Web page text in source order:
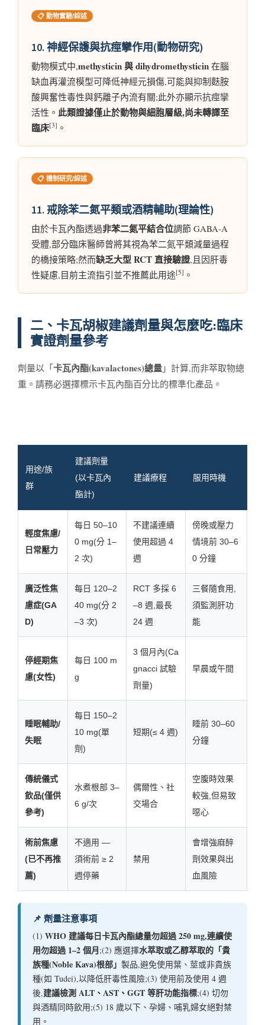
📋 動物實驗/綜述
10. 神經保護與抗痙攣作用(動物研究)
動物模式中,methysticin 與 dihydromethysticin 在腦
缺血再灌流模型可降低神經元損傷,可能與抑制麩胺
酸興奮性毒性與鈣離子內流有關;此外亦顯示抗痙攣
活性。 此類證據僅止於動物與細胞層級,尚未轉譯至
臨床[3] 。
📋 機制研究/綜述
11. 戒除苯二氮平類或酒精輔助(理論性)
由於卡瓦內酯透過非苯二氮平結合位調節 GABA-A
受體,部分臨床醫師曾將其視為苯二氮平類減量過程
的橋接策略;然而缺乏大型 RCT 直接驗證,且因肝毒
性疑慮,目前主流指引並不推薦此用途[5] 。
二、卡瓦胡椒建議劑量與怎麼吃:臨床
實證劑量參考
劑量以「卡瓦內酯(kavalactones)總量 」計算,而非萃取物總
重。請務必選擇標示卡瓦內酯百分比的標準化產品。
用途/族
群
建議劑量
(以卡瓦內
酯計)
建議療程 服用時機
輕度焦慮/
日常壓力
每日 50–10
0 mg(分 1–
2 次)
不建議連續
使用超過 4
週
傍晚或壓力
情境前 30–6
0 分鐘
廣泛性焦
慮症(GA
D)
每日 120–2
40 mg(分 2
–3 次)
RCT 多採 6
–8 週,最長
24 週
三餐隨食用,
須監測肝功
能
停經期焦
慮(女性)
每日 100 m
g
3 個月內(Ca
gnacci 試驗
劑量)
早晨或午間
睡眠輔助/
失眠
每日 150–2
10 mg(單
劑)
短期(≤ 4 週)
睡前 30–60
分鐘
傳統儀式
飲品(僅供
參考)
水煮根部 3–
6 g/次
偶爾性、社
交場合
空腹時效果
較強,但易致
噁心
術前焦慮
(已不再推
薦)
不適用 —
須術前 ≥ 2
週停藥
禁用
會增強麻醉
劑效果與出
血風險
📌 劑量注意事項
(1) WHO 建議每日卡瓦內酯總量勿超過 250 mg,連續使
用勿超過 1–2 個月;(2) 應選擇水萃取或乙醇萃取的「貴
族種(Noble Kava)根部」 製品,避免使用葉、莖或非貴族
種(如 Tudei),以降低肝毒性風險;(3) 使用前及使用 4 週
後,建議檢測 ALT、AST、GGT 等肝功能指標;(4) 切勿
與酒精同時飲用;(5) 18 歲以下、孕婦、哺乳婦女絕對禁
用。